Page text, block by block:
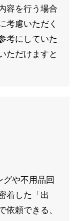
容を行う場合
考慮いただく
考にしていた
ただけますと
グや不用品回
着した「出
依頼できる、